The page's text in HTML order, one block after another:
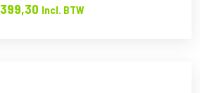
399,30 Incl. BTW